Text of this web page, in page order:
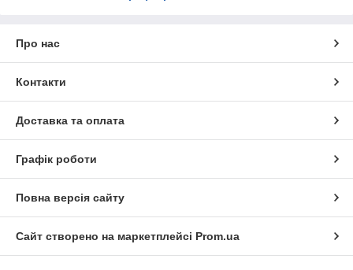
Про нас
Контакти
Доставка та оплата
Графік роботи
Повна версія сайту
Сайт створено на маркетплейсі Prom.ua